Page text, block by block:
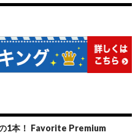
1本！ Favorite Premium